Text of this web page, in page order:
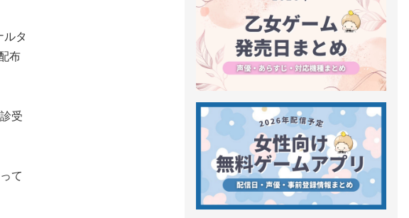
ルタ
布
受
て